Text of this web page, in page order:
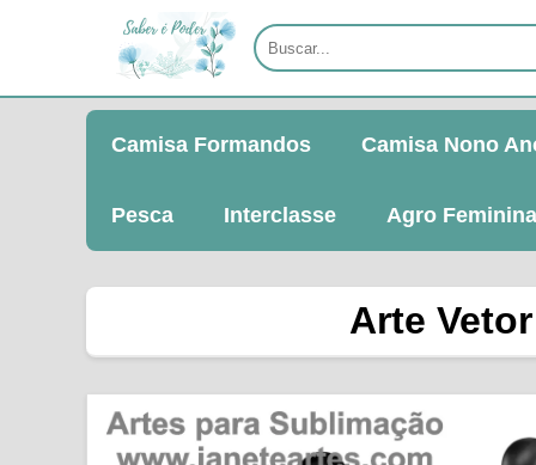
Camisa Formandos Camisa Nono
Pesca Interclasse Agro Feminina
Arte